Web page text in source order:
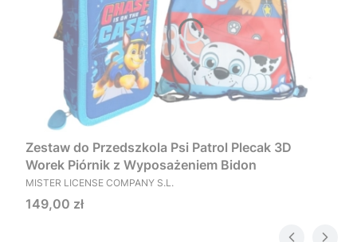
Zestaw do Przedszkola Psi Patrol Plecak 3D
Worek Piórnik z Wyposażeniem Bidon
PRODUCENT
MISTER LICENSE COMPANY S.L.
Cena
149,00 zł